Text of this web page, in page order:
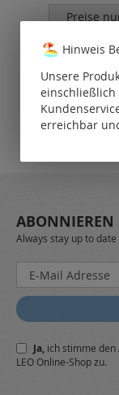
Preise
ABONNIEREN
Always stay up to
Melden
Sie
sich
für
Newsletter
a:
Ja, ich stimme den
LEO Online-Shop zu.
Hinweis
Unsere
einschließlich
erreichbar